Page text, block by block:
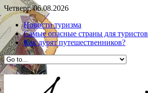
Четверг, 06.08.2026
Новости туризма
Самые опасные страны для туристов
Как дурят путешественников?